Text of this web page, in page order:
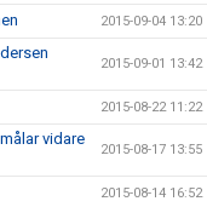
2015-09-04 13:20
2015-09-01 13:42
2015-08-22 11:22
vidare
2015-08-17 13:55
2015-08-14 16:52